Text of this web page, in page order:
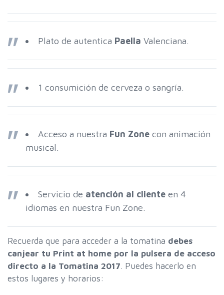
Plato de autentica Paella Valenciana.
1 consumición de cerveza o sangría.
Acceso a nuestra Fun Zone con animación
musical.
Servicio de atención al cliente en 4
idiomas en nuestra Fun Zone.
Recuerda que para acceder a la tomatina debes
canjear tu Print at home por la pulsera de acceso
directo a la Tomatina 2017. Puedes hacerlo en
estos lugares y horarios: